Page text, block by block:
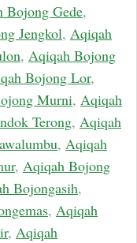
Bojong Gede,
Jengkol, Aqiqah
, Aqiqah Bojong
Bojong Lor,
Murni, Aqiqah
Terong, Aqiqah
, Aqiqah
, Aqiqah Bojong
Bojongasih,
, Aqiqah
, Aqiqah